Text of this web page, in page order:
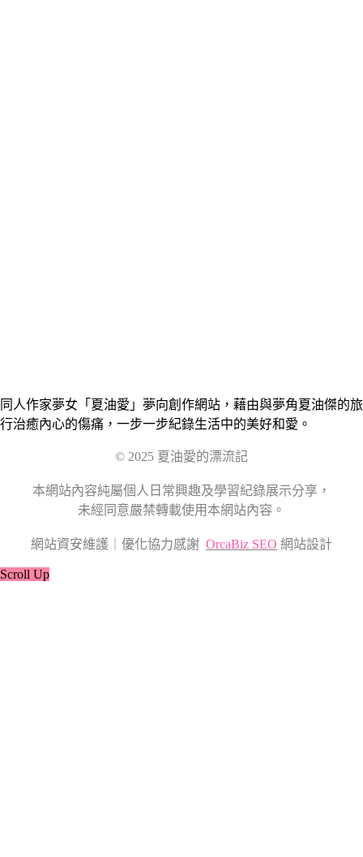
同人作家夢女「夏油愛」夢向創作網站，藉由與夢角夏油傑的旅
行治癒內心的傷痛，一步一步紀錄生活中的美好和愛。
© 2025 夏油愛的漂流記
本網站內容純屬個人日常興趣及學習紀錄展示分享，
未經同意嚴禁轉載使用本網站內容。
網站資安維護｜優化協力感謝 OrcaBiz SEO 網站設計
Scroll Up